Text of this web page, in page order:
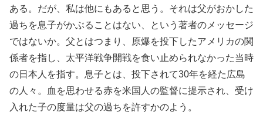
ある。だが、私は他にもあると思う。それは父がおかした
過ちを息子がかぶることはない、という著者のメッセージ
ではないか。父とはつまり、原爆を投下したアメリカの関
係者を指し、太平洋戦争開戦を食い止められなかった当時
の日本人を指す。息子とは、投下されて30年を経た広島
の人々。血を思わせる赤を米国人の監督に提示され、受け
入れた子の度量は父の過ちを許すかのよう。